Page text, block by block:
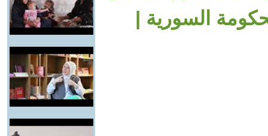
السورية |